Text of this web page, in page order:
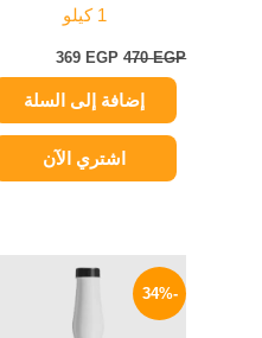
1 كيلو
470EGP
369 EGP
إضافة إلى السلة
اشتري الآن
-34%
السعر
الأصلي